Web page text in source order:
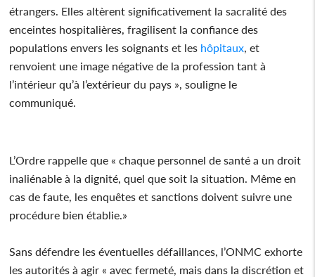
étrangers. Elles altèrent significativement la sacralité des
enceintes hospitalières, fragilisent la confiance des
populations envers les soignants et les hôpitaux , et
renvoient une image négative de la profession tant à
l’intérieur qu’à l’extérieur du pays », souligne le
communiqué.
L’Ordre rappelle que « chaque personnel de santé a un droit
inaliénable à la dignité, quel que soit la situation. Même en
cas de faute, les enquêtes et sanctions doivent suivre une
procédure bien établie.»
Sans défendre les éventuelles défaillances, l’ONMC exhorte
les autorités à agir « avec fermeté, mais dans la discrétion et